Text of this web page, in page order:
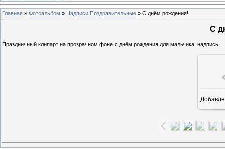
Главная » Фотоальбом » Надписи Поздравительные » C днём рождения!
C
Праздничный клипарт на прозрачном фоне с днём рождения для мальчика, надпись